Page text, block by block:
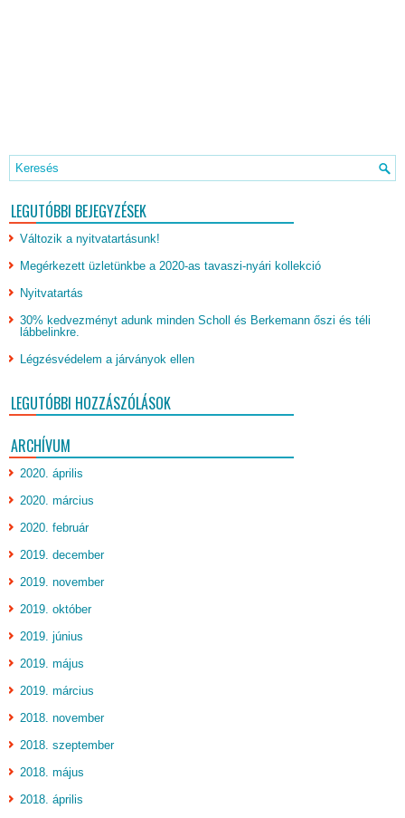
LEGUTÓBBI BEJEGYZÉSEK
Változik a nyitvatartásunk!
Megérkezett üzletünkbe a 2020-as tavaszi-nyári kollekció
Nyitvatartás
30% kedvezményt adunk minden Scholl és Berkemann őszi és téli
lábbelinkre.
Légzésvédelem a járványok ellen
LEGUTÓBBI HOZZÁSZÓLÁSOK
ARCHÍVUM
2020. április
2020. március
2020. február
2019. december
2019. november
2019. október
2019. június
2019. május
2019. március
2018. november
2018. szeptember
2018. május
2018. április